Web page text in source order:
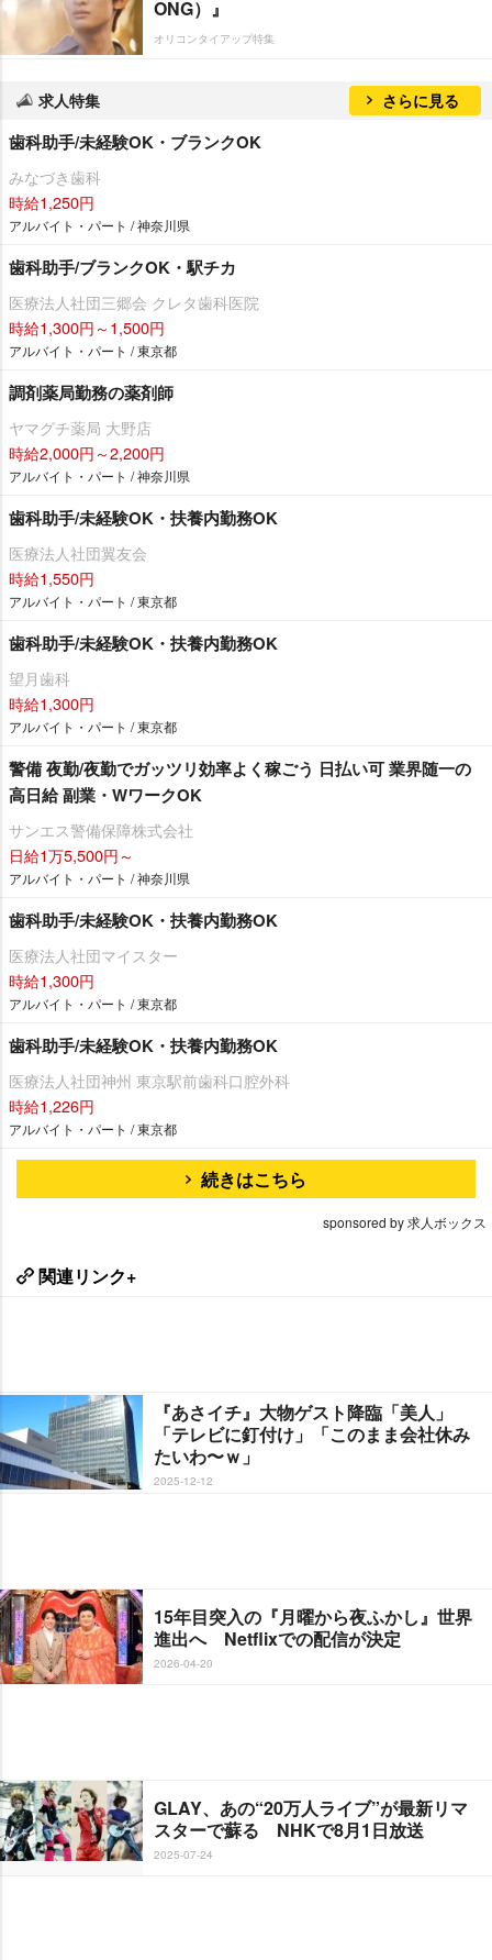
ONG）』
オリコンタイアップ特集
求人特集 さらに見る
歯科助手/未経験OK・ブランクOK
みなづき歯科
時給1,250円
アルバイト・パート / 神奈川県
歯科助手/ブランクOK・駅チカ
医療法人社団三郷会 クレタ歯科医院
時給1,300円～1,500円
アルバイト・パート / 東京都
調剤薬局勤務の薬剤師
ヤマグチ薬局 大野店
時給2,000円～2,200円
アルバイト・パート / 神奈川県
歯科助手/未経験OK・扶養内勤務OK
医療法人社団翼友会
時給1,550円
アルバイト・パート / 東京都
歯科助手/未経験OK・扶養内勤務OK
望月歯科
時給1,300円
アルバイト・パート / 東京都
警備 夜勤/夜勤でガッツリ効率よく稼ごう 日払い可 業界随一の
高日給 副業・WワークOK
サンエス警備保障株式会社
日給1万5,500円～
アルバイト・パート / 神奈川県
歯科助手/未経験OK・扶養内勤務OK
医療法人社団マイスター
時給1,300円
アルバイト・パート / 東京都
歯科助手/未経験OK・扶養内勤務OK
医療法人社団神州 東京駅前歯科口腔外科
時給1,226円
アルバイト・パート / 東京都
続きはこちら
sponsored by 求人ボックス
関連リンク+
『あさイチ』大物ゲスト降臨「美人」
「テレビに釘付け」「このまま会社休み
たいわ〜ｗ」
2025-12-12
15年目突入の『月曜から夜ふかし』世界
進出へ Netflixでの配信が決定
2026-04-20
GLAY、あの“20万人ライブ”が最新リマ
スターで蘇る NHKで8月1日放送
2025-07-24